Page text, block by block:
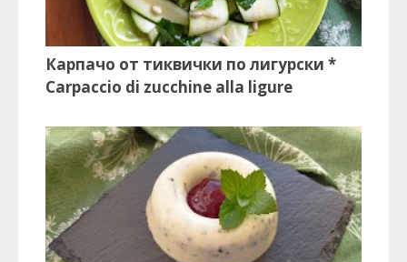
Карпачо от тиквички по лигурски *
Carpaccio di zucchine alla ligure